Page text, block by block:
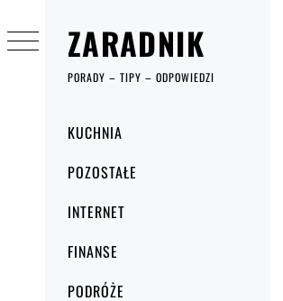
ZARADNIK
PORADY – TIPY – ODPOWIEDZI
główneKUCHNIA
POZOSTAŁE
INTERNET
FINANSE
PODRÓŻE
do
treści